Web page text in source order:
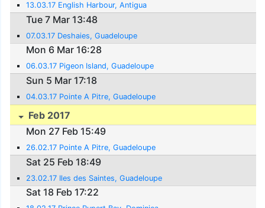
13.03.17 English Harbour, Antigua
Tue 7 Mar 13:48
07.03.17 Deshaies, Guadeloupe
Mon 6 Mar 16:28
06.03.17 Pigeon Island, Guadeloupe
Sun 5 Mar 17:18
04.03.17 Pointe A Pitre, Guadeloupe
Feb 2017
Mon 27 Feb 15:49
26.02.17 Pointe A Pitre, Guadeloupe
Sat 25 Feb 18:49
23.02.17 Iles des Saintes, Guadeloupe
Sat 18 Feb 17:22